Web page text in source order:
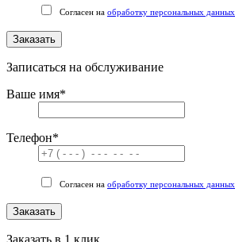
Согласен на обработку персональных данных
Заказать
Записаться на обслуживание
Ваше имя*
Телефон*
Согласен на обработку персональных данных
Заказать
Заказать в 1 клик